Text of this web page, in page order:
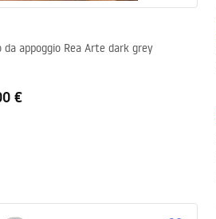
da appoggio Rea Arte dark grey
€